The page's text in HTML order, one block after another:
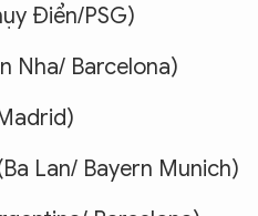
Điển/PSG)
Nha/ Barcelona)
Lan/ Bayern Munich)